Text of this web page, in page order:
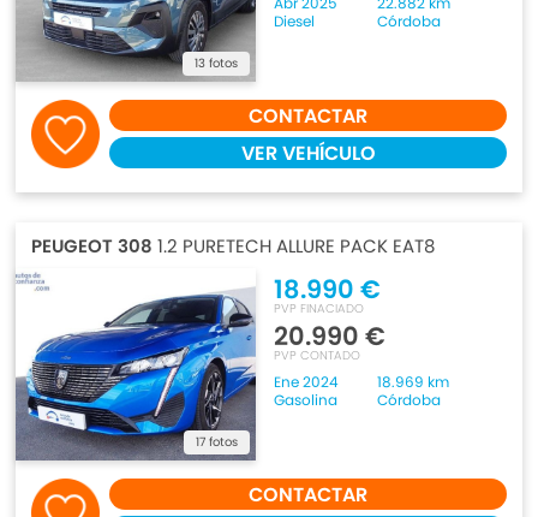
13 fotos
Diesel
Córdoba
CONTACTAR
VER VEHÍCULO
PEUGEOT 308 1.2 PURETECH ALLURE PACK EAT8
17 fotos
18.990 €
PVP FINACIADO
20.990 €
PVP CONTADO
Ene 2024
18.969 km
Gasolina
Córdoba
CONTACTAR